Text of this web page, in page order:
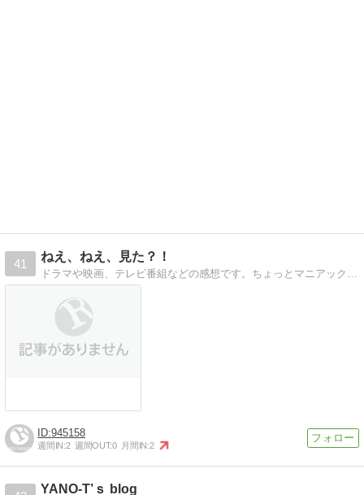
41
ねえ、ねえ、見た？！
ドラマや映画、テレビ番組などの感想です。ちょっとマニアックなものもあるかも？
945158
週間IN:2 週間OUT:0 月間IN:2
YANO-T’ｓ blog